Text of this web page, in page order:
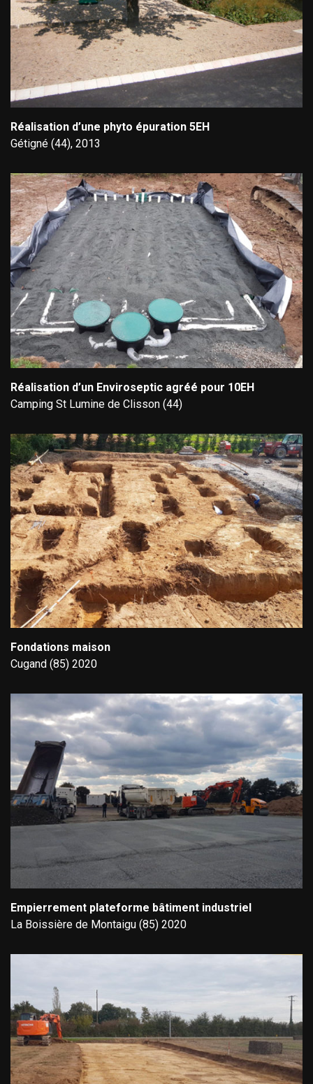
Réalisation d’une phyto épuration 5EH
Gétigné (44), 2013
Réalisation d’un Enviroseptic agréé pour 10EH
Camping St Lumine de Clisson (44)
Fondations maison
Cugand (85) 2020
Empierrement plateforme bâtiment industriel
La Boissière de Montaigu (85) 2020